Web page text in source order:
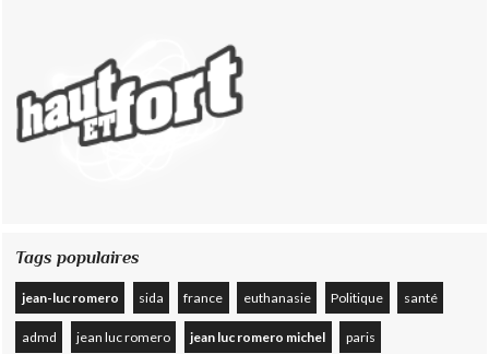
Tags populaires
jean-luc romero sida france euthanasie Politique santé
admd jean luc romero jean luc romero michel paris